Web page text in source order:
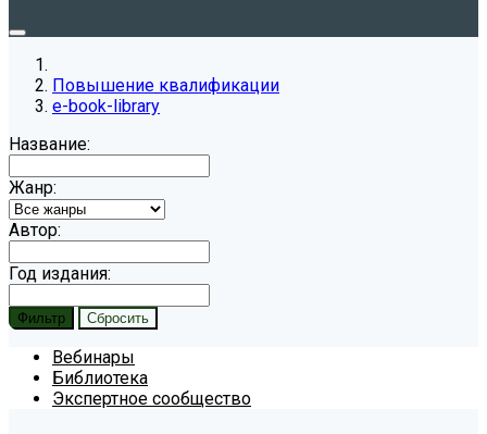
Повышение квалификации
e-book-library
Название:
Жанр:
Автор:
Год издания:
Вебинары
Библиотека
Экспертное сообщество